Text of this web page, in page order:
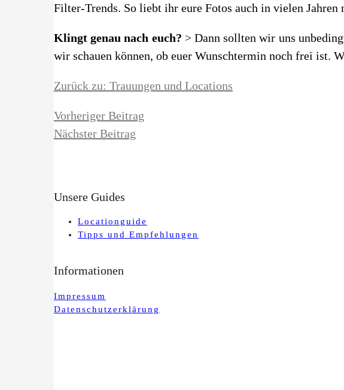
Filter-Trends. So liebt ihr eure Fotos auch in vielen
Klingt genau nach euch? > Dann sollten wir uns
wir schauen können, ob euer Wunschtermin noch frei ist.
Zurück zu: Trauungen und Locations
Vorheriger Beitrag
Nächster Beitrag
Unsere Guides
Locationguide
Tipps und Empfehlungen
Informationen
Impressum
Datenschutzerklärung